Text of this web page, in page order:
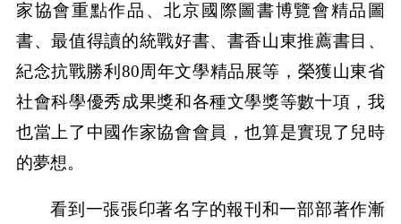
家協會重點作品、北京國際圖書博覽會精品圖
書、最值得讀的統戰好書、書香山東推薦書目、
紀念抗戰勝利80周年文學精品展等，榮獲山東省
社會科學優秀成果獎和各種文學獎等數十項，我
也當上了中國作家協會會員，也算是實現了兒時
的夢想。
看到一張張印著名字的報刊和一部部著作漸